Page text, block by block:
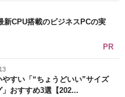
新CPU搭載のビジネスPCの実
PR
やすい「“ちょうどいい”サイズ
おすすめ3選【202...